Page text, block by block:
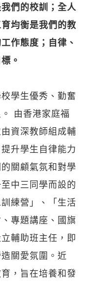
們的校訓；全人
均衡是我們的教
作態度；自律、
。
學生優秀、勤奮
由香港家庭福
資深教師組成輔
升學生自律能力
關顧氣氛和對學
中三同學而設的
練營」、「生活
專題講座、國旗
輔助班主任，即
關愛氛圍。近
，旨在培養和發